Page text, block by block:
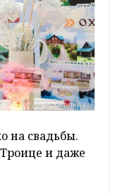
на свадьбы.
и даже